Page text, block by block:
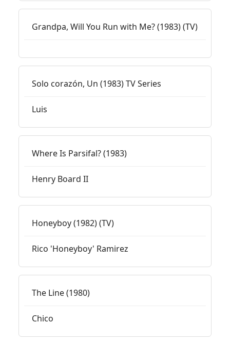
Grandpa, Will You Run with Me? (1983) (TV)
Solo corazón, Un (1983) TV Series
Luis
Where Is Parsifal? (1983)
Henry Board II
Honeyboy (1982) (TV)
Rico 'Honeyboy' Ramirez
The Line (1980)
Chico